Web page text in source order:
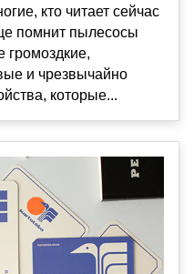
кто читает сейчас
помнит пылесосы
громоздкие,
и чрезвычайно
которые...